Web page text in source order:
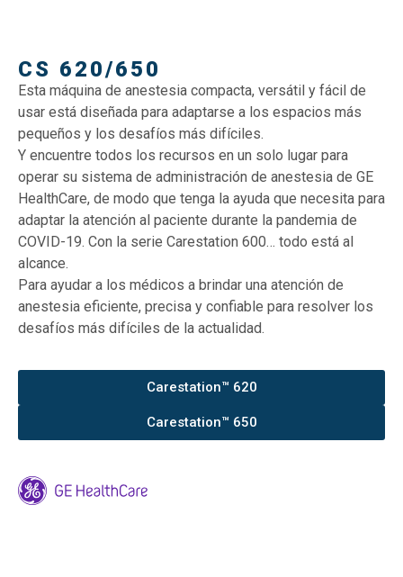
CS 620/650
Esta máquina de anestesia compacta, versátil y fácil de
usar está diseñada para adaptarse a los espacios más
pequeños y los desafíos más difíciles.
Y encuentre todos los recursos en un solo lugar para
operar su sistema de administración de anestesia de GE
HealthCare, de modo que tenga la ayuda que necesita para
adaptar la atención al paciente durante la pandemia de
COVID-19. Con la serie Carestation 600… todo está al
alcance.
Para ayudar a los médicos a brindar una atención de
anestesia eficiente, precisa y confiable para resolver los
desafíos más difíciles de la actualidad.
Carestation™ 620
Carestation™ 650